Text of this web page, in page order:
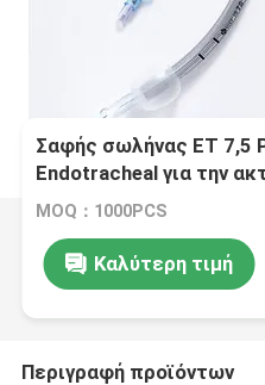
Σαφής σωλήνας ET 7,5
Endotracheal για την
MOQ：1000PCS
Καλύτερη τιμή
Περιγραφή προϊόντων